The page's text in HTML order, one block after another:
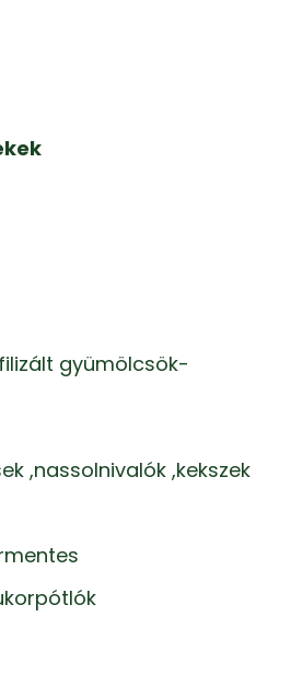
gyümölcsök-
,nassolnivalók ,kekszek